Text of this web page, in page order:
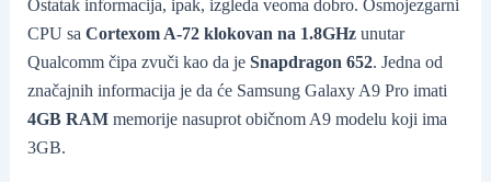
Ostatak informacija, ipak, izgleda veoma dobro. Osmojezgarni
CPU sa Cortexom A-72 klokovan na 1.8GHzunutar
Qualcomm čipa zvuči kao da je Snapdragon 652. Jedna od
značajnih informacija je da će Samsung Galaxy A9 Pro imati
4GB RAMmemorije nasuprot običnom A9 modelu koji ima
3GB.